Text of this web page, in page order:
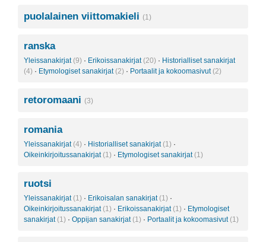
puolalainen viittomakieli (1)
ranska
Yleissanakirjat (9) · Erikoissanakirjat (20) · Historialliset sanakirjat
(4) · Etymologiset sanakirjat (2) · Portaalit ja kokoomasivut (2)
retoromaani (3)
romania
Yleissanakirjat (4) · Historialliset sanakirjat (1) ·
Oikeinkirjoitussanakirjat (1) · Etymologiset sanakirjat (1)
ruotsi
Yleissanakirjat (1) · Erikoisalan sanakirjat (1) ·
Oikeinkirjoitussanakirjat (1) · Erikoissanakirjat (1) · Etymologiset
sanakirjat (1) · Oppijan sanakirjat (1) · Portaalit ja kokoomasivut (1)